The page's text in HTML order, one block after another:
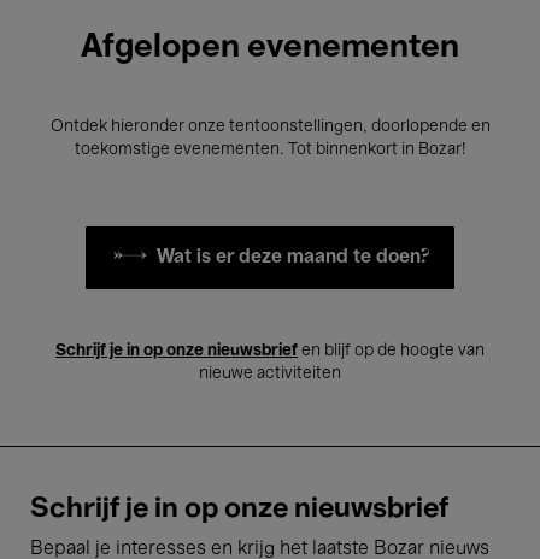
Afgelopen evenementen
Ontdek hieronder onze tentoonstellingen, doorlopende en
toekomstige evenementen. Tot binnenkort in Bozar!
Wat is er deze maand te doen?
Schrijf je in op onze nieuwsbrief en blijf op de hoogte van
nieuwe activiteiten
Schrijf je in op onze nieuwsbrief
Bepaal je interesses en krijg het laatste Bozar nieuws